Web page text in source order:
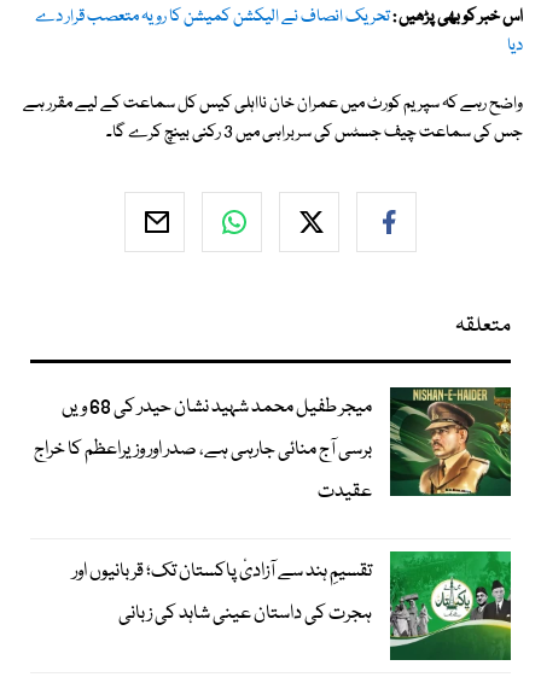
اس خبر کو بھی پڑھیں :تحریک انصاف نے الیکشن کمیشن کا رویہ متعصب قرار دے
دیا
واضح رہے کہ سپریم کورٹ میں عمران خان نااہلی کیس کل سماعت کے لیے مقرر ہے
جس کی سماعت چیف جسٹس کی سربراہی میں 3 رکنی بینچ کرے گا۔
متعلقہ
میجر طفیل محمد شہید نشان حیدر کی 68 ویں
برسی آج منائی جارہی ہے، صدر اور وزیراعظم کا خراج
عقیدت
تقسیمِ ہند سے آزادیٔ پاکستان تک؛ قربانیوں اور
ہجرت کی داستان عینی شاہد کی زبانی